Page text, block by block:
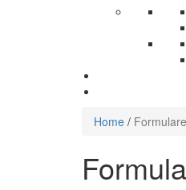
Home / Formulare